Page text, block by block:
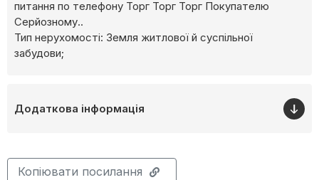
питання по телефону Торг Торг Торг Покупателю
Серйозному..
Тип нерухомості: Земля житлової й суспільної
забудови;
Додаткова інформація
Копіювати посилання